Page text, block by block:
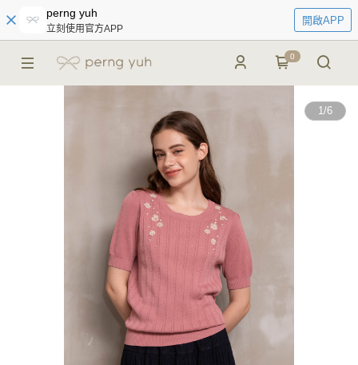
perng yuh
立刻使用官方APP
開啟APP
0
1/6